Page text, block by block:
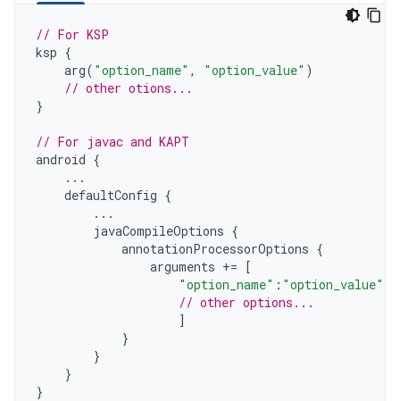
// For KSP
ksp {
arg( "option_name" , "option_value" )
// other otions...
}
// For javac and KAPT
android {
...
defaultConfig {
...
javaCompileOptions {
annotationProcessorOptions {
arguments += [
"option_name" : "option_value"
// other options...
]
}
}
}
}